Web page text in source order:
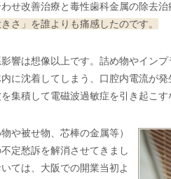
せ改善治療と毒性歯科金属の除去
さ」を誰よりも痛感したのです。
響は想像以上です。詰め物やイン
に沈着してしまう、口腔内電流が
集積して電磁波過敏症を引き起こ
や被せ物、芯棒の金属等）
定愁訴を解消させてきまし
ては、大阪での開業当初よ